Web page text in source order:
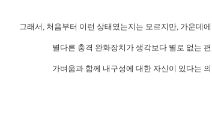
그래서, 처음부터 이런 상태였는지는 모르지만, 가운데
별다른 충격 완화장치가 생각보다 별로 없는
가벼움과 함께 내구성에 대한 자신이 있다는